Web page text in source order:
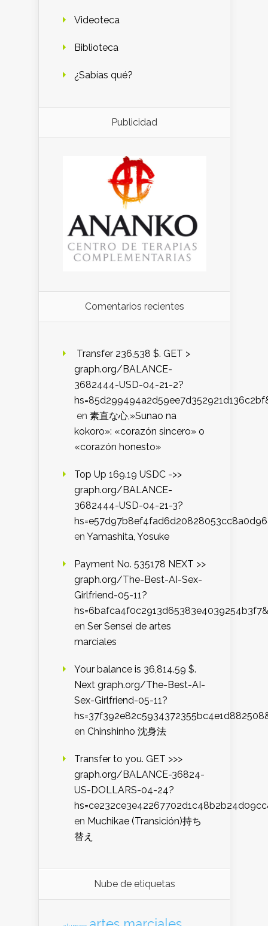
Videoteca
Biblioteca
¿Sabías qué?
Publicidad
Comentarios recientes
️ Transfer 236,538 $. GET >
graph.org/BALANCE-
3682444-USD-04-21-2?
en 素直な心,»Sunao na
kokoro»: «corazón sincero» o
«corazón honesto»
Top Up 169.19 USDC ->>
graph.org/BALANCE-
3682444-USD-04-21-3?
en Yamashita, Yosuke
Payment No. 535178 NEXT >>
graph.org/The-Best-AI-Sex-
Girlfriend-05-11?
hs=6bafca4f0c2913d65383e4039254b3f7&
en Ser Sensei de artes
marciales
Your balance is 36,814.59 $.
Next graph.org/The-Best-AI-
Sex-Girlfriend-05-11?
en Chinshinho 沈身法
Transfer to you. GET >>>
graph.org/BALANCE-36824-
US-DOLLARS-04-24?
en Muchikae (Transición)持ち
替え
Nube de etiquetas